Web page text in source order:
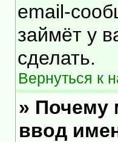
email-
займёт у
сделать.
Вернуться к
» Почему
ввод